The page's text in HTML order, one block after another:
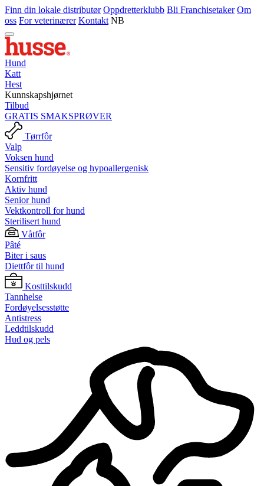
Finn din lokale distributør Oppdretterklubb Bli Franchisetaker Om
oss For veterinærer Kontakt NB
Hund
Katt
Hest
Kunnskapshjørnet
Tilbud
GRATIS SMAKSPRØVER
Tørrfôr
Valp
Voksen hund
Sensitiv fordøyelse og hypoallergenisk
Kornfritt
Aktiv hund
Senior hund
Vektkontroll for hund
Sterilisert hund
Våtfôr
Pâté
Biter i saus
Diettfôr til hund
Kosttilskudd
Tannhelse
Fordøyelsesstøtte
Antistress
Leddtilskudd
Hud og pels